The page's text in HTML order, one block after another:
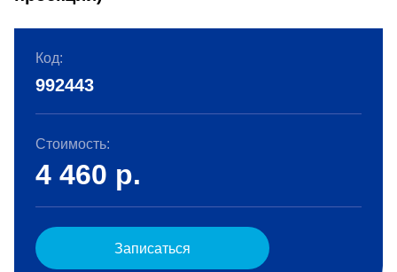
Код:
992443
Стоимость:
4 460 р.
Записаться